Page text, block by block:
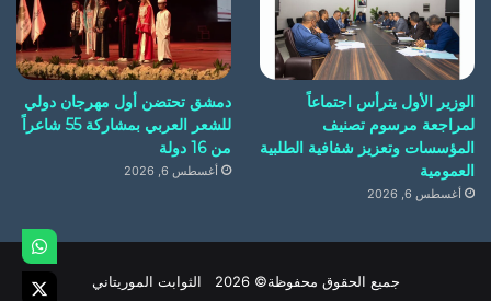
الوزير الأول يترأس اجتماعاً
لمراجعة مرسوم تصنيف
المؤسسات وتعزيز شفافية الطلبية
العمومية
أغسطس 6, 2026
دمشق تحتضن أول مهرجان دولي
للشعر العربي بمشاركة 55 شاعراً
من 16 دولة
أغسطس 6, 2026
جميع الحقوق محفوظة© 2026 الثوابت الموريتاني